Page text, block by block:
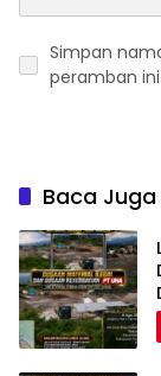
Simpan
peramban
Baca Juga